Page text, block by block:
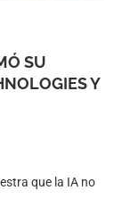
SU
Y
que la IA no